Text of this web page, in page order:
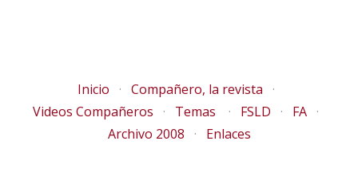
Inicio
Compañero, la revista
Videos Compañeros
Temas FSLD
FA
Archivo 2008
Enlaces